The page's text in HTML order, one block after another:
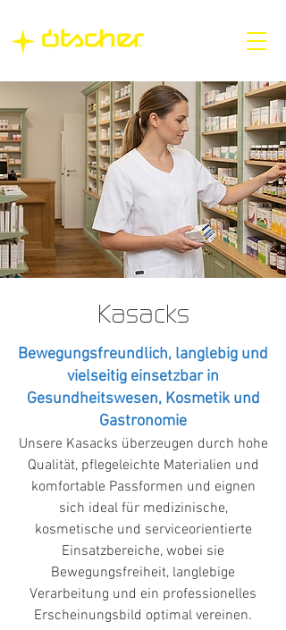
Kasacks
Bewegungsfreundlich, langlebig und
vielseitig einsetzbar in
Gesundheitswesen, Kosmetik und
Gastronomie
Unsere Kasacks überzeugen durch hohe
Qualität, pflegeleichte Materialien und
komfortable Passformen und eignen
sich ideal für medizinische,
kosmetische und serviceorientierte
Einsatzbereiche, wobei sie
Bewegungsfreiheit, langlebige
Verarbeitung und ein professionelles
Erscheinungsbild optimal vereinen.